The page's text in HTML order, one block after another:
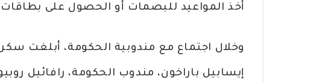
أخذ المواعيد للبصمات أو الحصول على بطاقات
وخلال اجتماع مع مندوبية الحكومة، أبلغت
إيسابيل باراخون، مندوب الحكومة، رافائيل